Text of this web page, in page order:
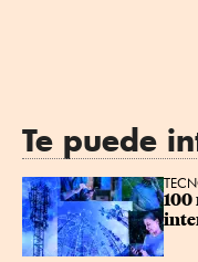
Te puede
100